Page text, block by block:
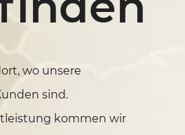
wo unsere
sind.
kommen wir